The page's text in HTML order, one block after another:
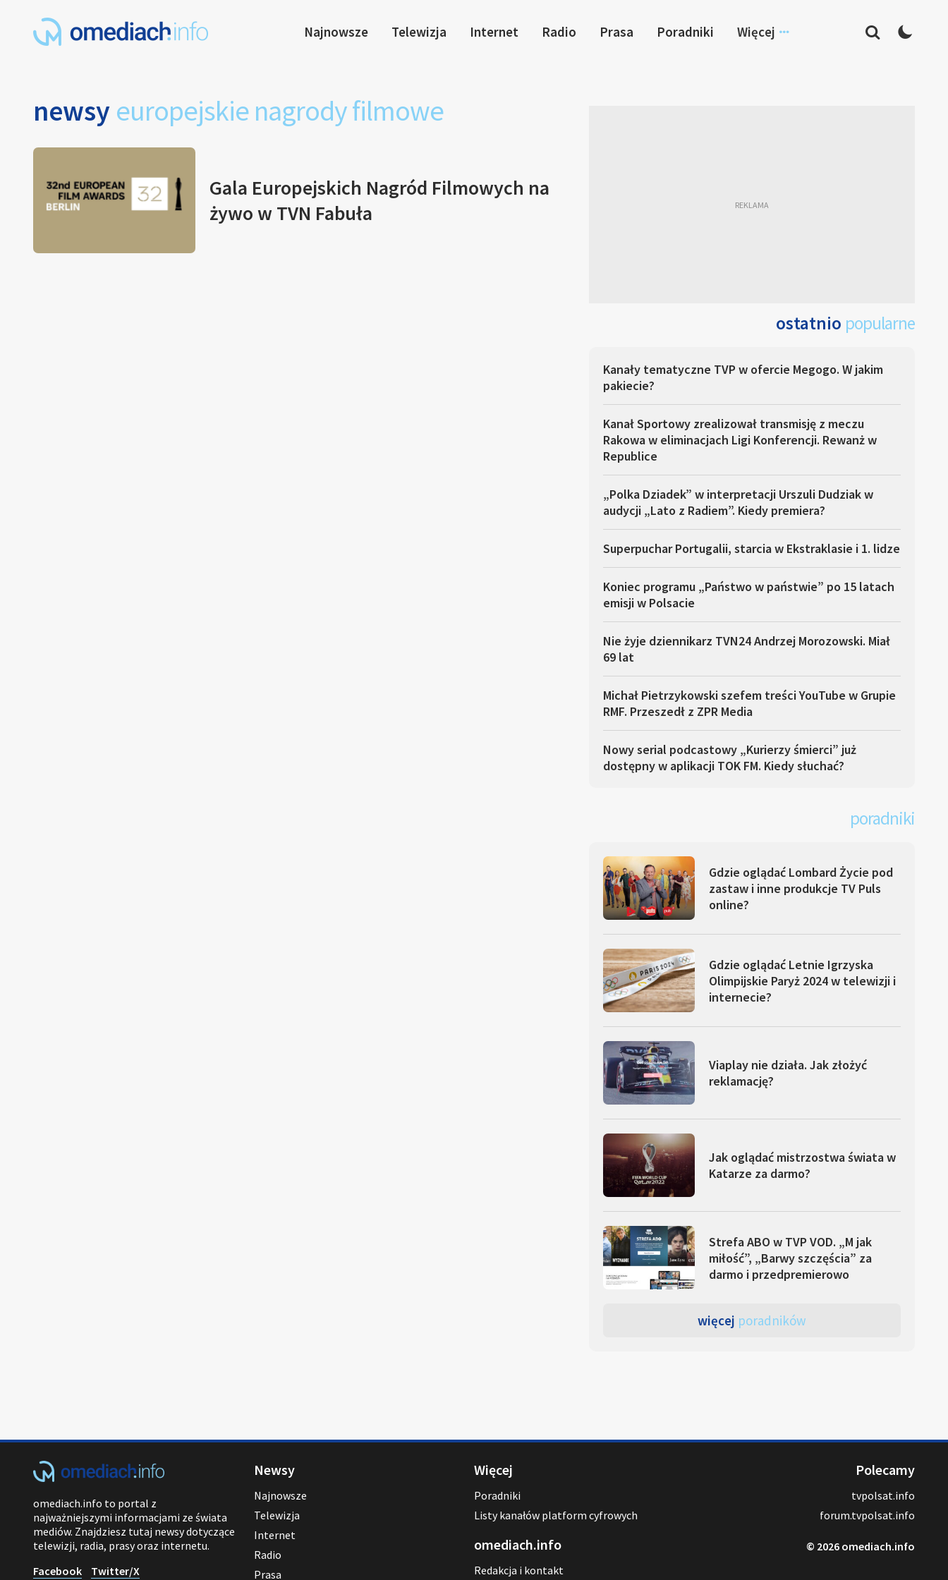
Najnowsze Telewizja Internet Radio Prasa Poradniki Więcej
newsy europejskie nagrody filmowe
Gala Europejskich Nagród Filmowych na
żywo w TVN Fabuła
ostatnio popularne
Kanały tematyczne TVP w ofercie Megogo. W jakim
pakiecie?
Kanał Sportowy zrealizował transmisję z meczu
Rakowa w eliminacjach Ligi Konferencji. Rewanż w
Republice
„Polka Dziadek” w interpretacji Urszuli Dudziak w
audycji „Lato z Radiem”. Kiedy premiera?
Superpuchar Portugalii, starcia w Ekstraklasie i 1. lidze
Koniec programu „Państwo w państwie” po 15 latach
emisji w Polsacie
Nie żyje dziennikarz TVN24 Andrzej Morozowski. Miał
69 lat
Michał Pietrzykowski szefem treści YouTube w Grupie
RMF. Przeszedł z ZPR Media
Nowy serial podcastowy „Kurierzy śmierci” już
dostępny w aplikacji TOK FM. Kiedy słuchać?
poradniki
Gdzie oglądać Lombard Życie pod
zastaw i inne produkcje TV Puls
online?
Gdzie oglądać Letnie Igrzyska
Olimpijskie Paryż 2024 w telewizji i
internecie?
Viaplay nie działa. Jak złożyć
reklamację?
Jak oglądać mistrzostwa świata w
Katarze za darmo?
Strefa ABO w TVP VOD. „M jak
miłość”, „Barwy szczęścia” za
darmo i przedpremierowo
więcej poradników
omediach.info to portal z
najważniejszymi informacjami ze świata
mediów. Znajdziesz tutaj newsy dotyczące
telewizji, radia, prasy oraz internetu.
Facebook
Twitter/X
Newsy
Najnowsze
Telewizja
Internet
Radio
Prasa
Więcej
Poradniki
Listy kanałów platform cyfrowych
omediach.info
Redakcja i kontakt
Polecamy
tvpolsat.info
forum.tvpolsat.info
© 2026 omediach.info